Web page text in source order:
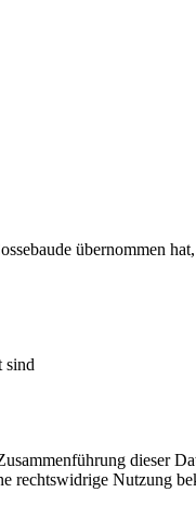
übernommen
sind
dieser
rechtswidrige Nutzung